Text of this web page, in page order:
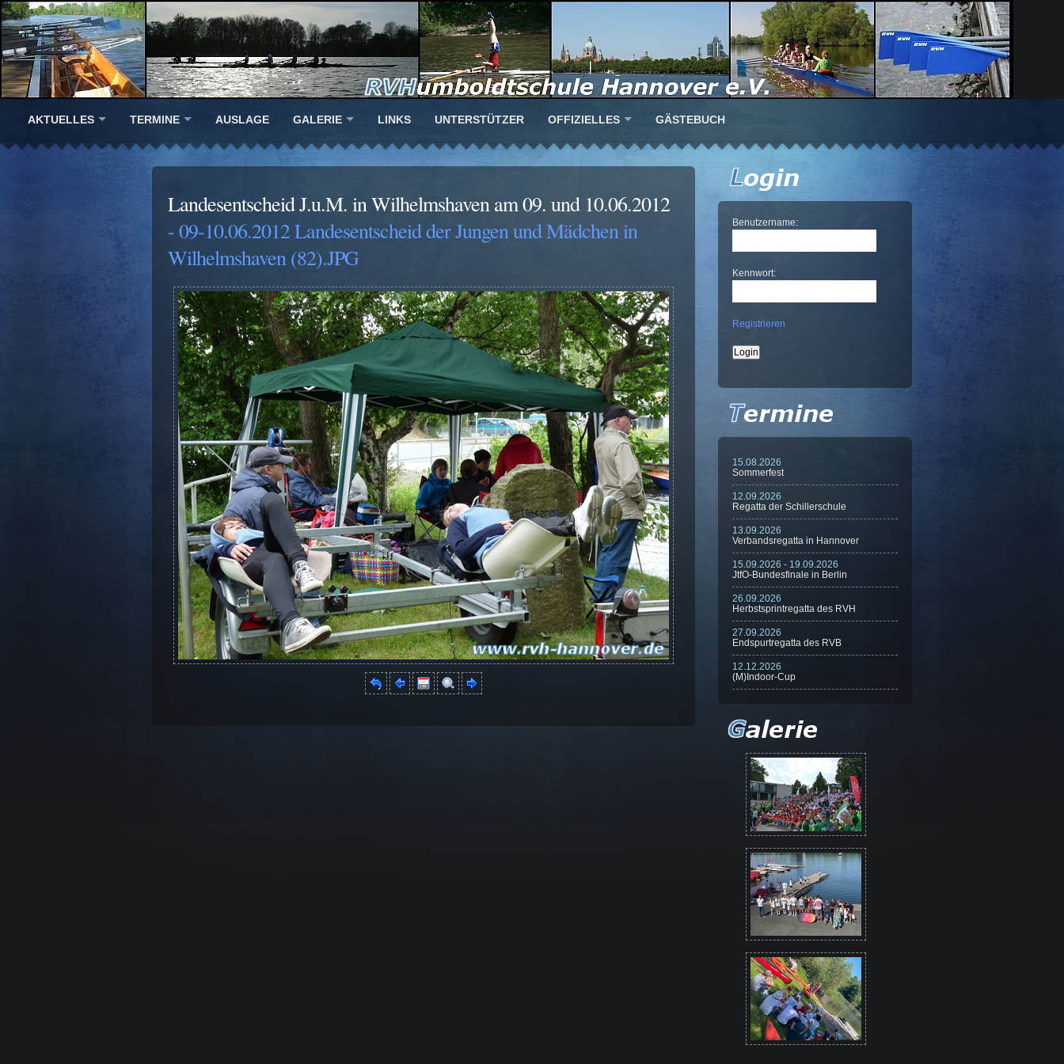
AKTUELLES TERMINE AUSLAGE GALERIE LINKS UNTERSTÜTZER OFFIZIELLES GÄSTEBUCH
Landesentscheid J.u.M. in Wilhelmshaven am 09. und 10.06.2012
- 09-10.06.2012 Landesentscheid der Jungen und Mädchen in
Wilhelmshaven (82).JPG
Benutzername:
Kennwort:
Registrieren
15.08.2026
Sommerfest
12.09.2026
Regatta der Schillerschule
13.09.2026
Verbandsregatta in Hannover
15.09.2026 - 19.09.2026
JtfO-Bundesfinale in Berlin
26.09.2026
Herbstsprintregatta des RVH
27.09.2026
Endspurtregatta des RVB
12.12.2026
(M)Indoor-Cup